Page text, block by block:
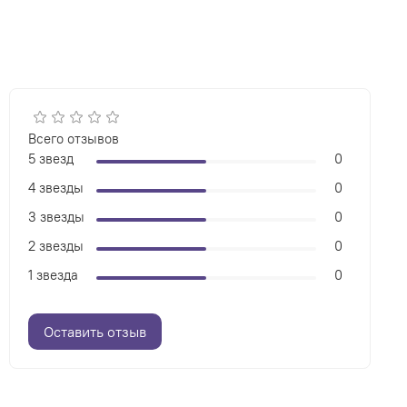
Всего отзывов
5 звезд
0
4 звезды
0
3 звезды
0
2 звезды
0
1 звезда
0
Оставить отзыв